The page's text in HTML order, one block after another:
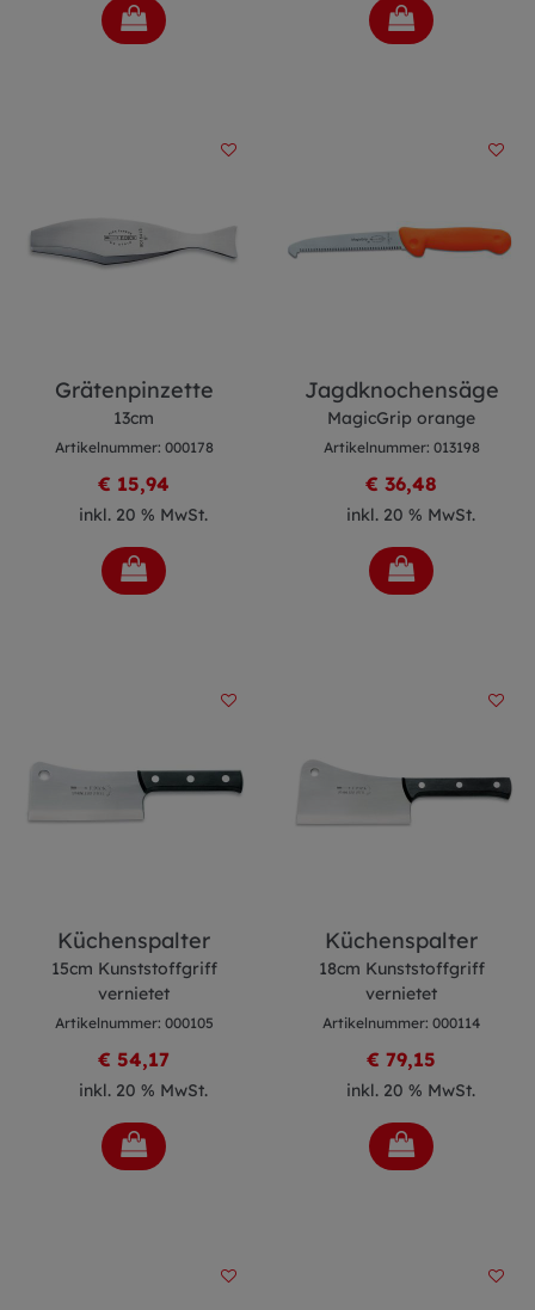
Grätenpinzette
13cm
Artikelnummer: 000178
€ 15,94
inkl. 20 % MwSt.
Jagdknochensäge
MagicGrip orange
Artikelnummer: 013198
€ 36,48
inkl. 20 % MwSt.
Küchenspalter
15cm Kunststoffgriff
vernietet
Artikelnummer: 000105
€ 54,17
inkl. 20 % MwSt.
Küchenspalter
18cm Kunststoffgriff
vernietet
Artikelnummer: 000114
€ 79,15
inkl. 20 % MwSt.